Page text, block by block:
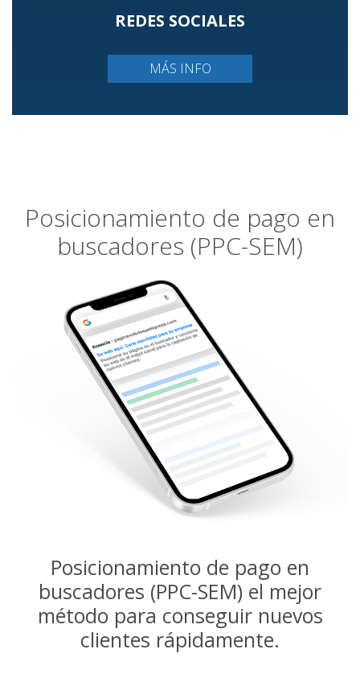
REDES SOCIALES
MÁS INFO
Posicionamiento de pago en
buscadores (PPC-SEM)
Posicionamiento de pago en
buscadores (PPC-SEM) el mejor
método para conseguir nuevos
clientes rápidamente.